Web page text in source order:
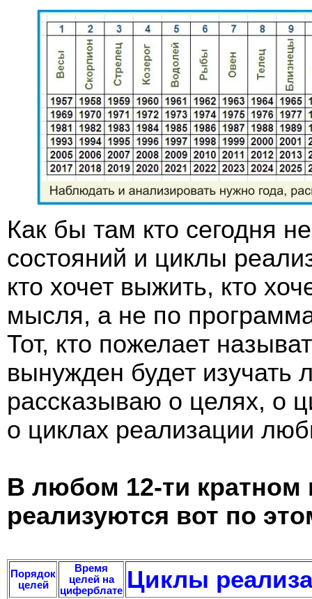
Как бы там кто сегодня
состояний и циклы
кто хочет выжить, кто
мысля, а не по
Тот, кто пожелает
вынужден будет изучать
рассказываю о целях, о
о циклах реализации
В любом 12-ти
реализуются вот по
Порядок
целей
Время
целей на
циферблате Циклы